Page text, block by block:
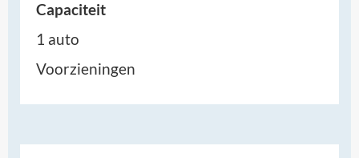
Capaciteit
1 auto
Voorzieningen